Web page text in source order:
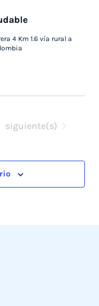
4 Km 1.6 vía rural a
Eventos
siguiente(s)